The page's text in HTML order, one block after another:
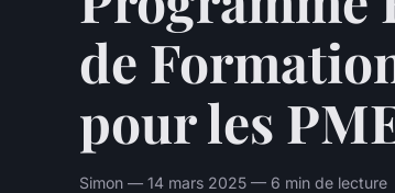
de
pour les
Simon — 14 mars 2025 — 6 min de lecture